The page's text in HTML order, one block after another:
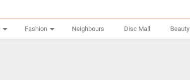
Fashion Neighbours Disc Mall Beauty